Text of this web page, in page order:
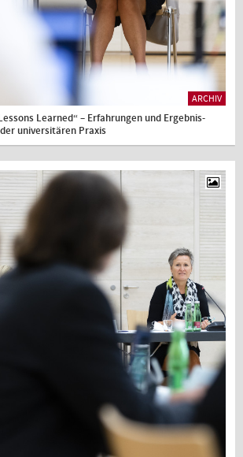
ARCHIV
Learned“ – Erfahrungen und Ergebnis-
universitären Praxis